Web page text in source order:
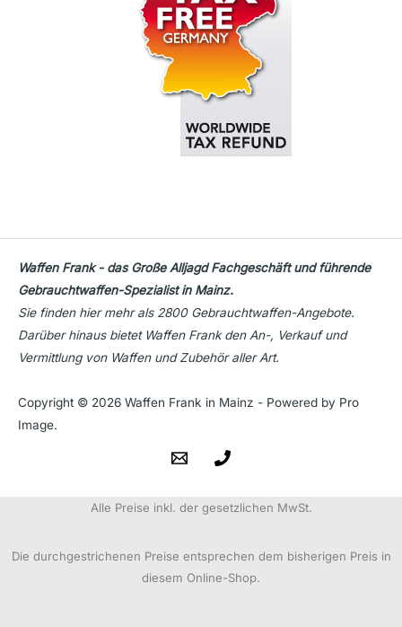
Waffen Frank - das Große Alljagd Fachgeschäft und führende
Gebrauchtwaffen-Spezialist in Mainz.
Sie finden hier mehr als 2800 Gebrauchtwaffen-Angebote.
Darüber hinaus bietet Waffen Frank den An-, Verkauf und
Vermittlung von Waffen und Zubehör aller Art.
Copyright © 2026 Waffen Frank in Mainz - Powered by Pro
Image.
Alle Preise inkl. der gesetzlichen MwSt.
Die durchgestrichenen Preise entsprechen dem bisherigen Preis in
diesem Online-Shop.